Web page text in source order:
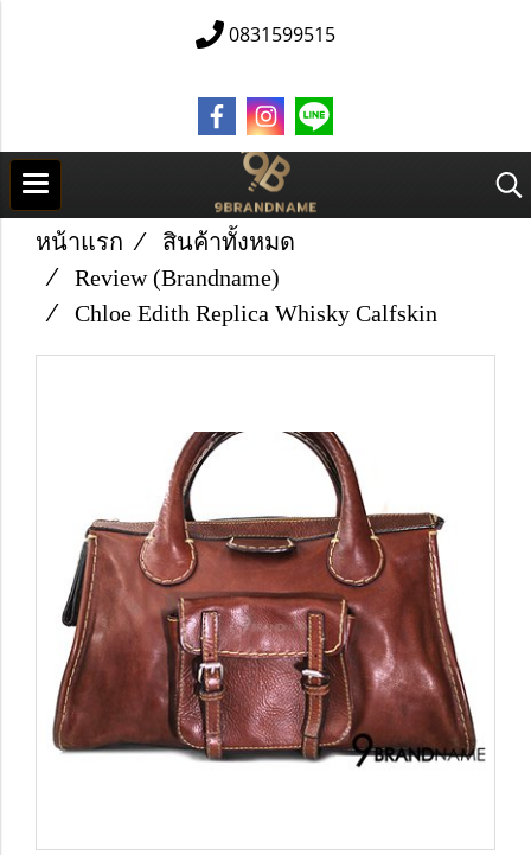
0831599515
หน้าแรก
สินค้าทั้งหมด
Review (Brandname)
Chloe Edith Replica Whisky Calfskin